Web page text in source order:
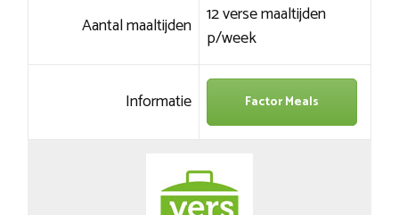
Aantal maaltijden 12 verse maaltijden
p/week
Informatie Factor Meals